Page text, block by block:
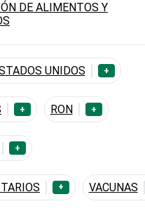
DE ALIMENTOS Y
UNIDOS +
+ RON +
+
+ VACUNAS